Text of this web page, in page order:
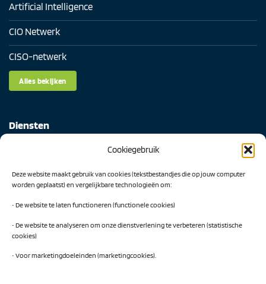
Cookiegebruik
Deze website maakt gebruik van cookies (tekstbestandjes die op jouw computer
worden geplaatst) en vergelijkbare technologieën om:
• De website te laten functioneren (functionele cookies)
• De website te analyseren om onze dienstverlening te verbeteren (statistische
cookies)
• Voor marketingdoeleinden (marketingcookies).
Artificial Intelligence
CIO Netwerk
CISO-netwerk
Alles bekijken
Diensten
AI Readiness Scan
Traineeship SN Data & AI
Projecten